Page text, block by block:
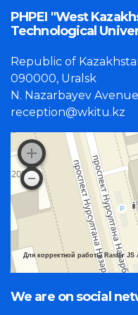
PHPEI "West
Technological
Republic of
090000, Uralsk
N. Nazarbayev
reception@wkitu.kz
Для корректной работы Raster
We are on social